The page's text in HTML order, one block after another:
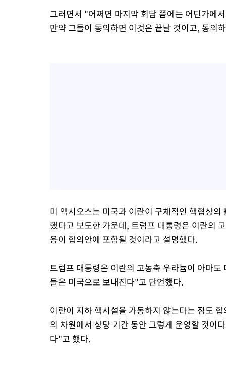
그러면서 "어쩌면 마지막 회담 쯤에는 어딘가에
만약 그들이 동의하면 이것은 끝날 것이고, 동의
미 액시오스는 미국과 이란이 구체적인 핵협상
했다고 보도한 가운데, 트럼프 대통령은 이란의
용이 합의안에 포함될 것이라고 설명했다.
트럼프 대통령은 이란의 고농축 우라늄이 아마
들은 미국으로 보내진다"고 단언했다.
이란이 지하 핵시설을 가동하지 않는다는 점도
의 차원에서 상당 기간 동안 그렇게 운영할 것이
다"고 했다.